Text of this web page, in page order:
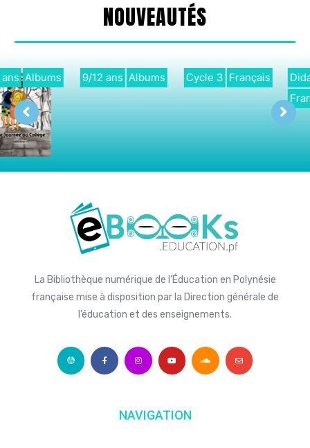
NOUVEAUTÉS
9/12 ans Albums Cycle 3 Français
Didactique
La Bibliothèque numérique de l’Éducation en Polynésie
française mise à disposition par la Direction générale de
l’éducation et des enseignements.
NAVIGATION